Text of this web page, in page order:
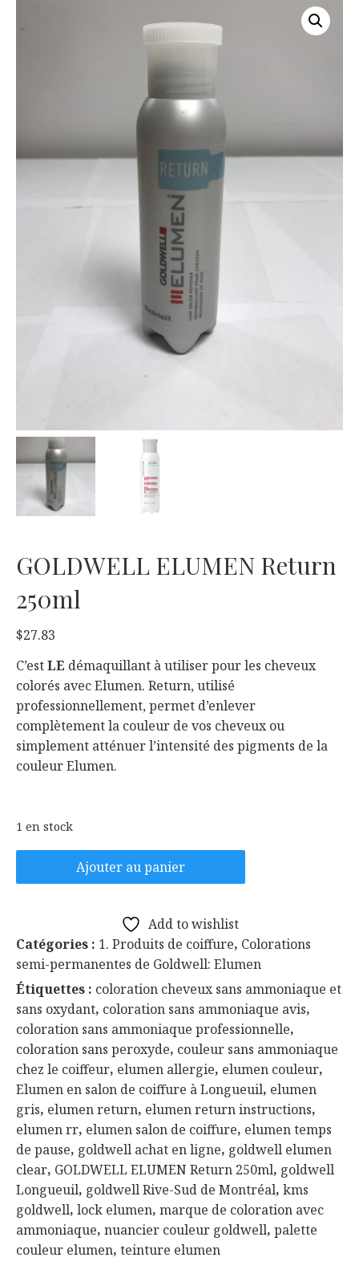
GOLDWELL ELUMEN Return
250ml
$27.83
C’estLE démaquillant à utiliser pour les cheveux
colorés avec Elumen. Return, utilisé
professionnellement, permet d’enlever
complètement la couleur de vos cheveux ou
simplement atténuer l’intensité des pigments de la
couleur Elumen.
1 en stock
quantité
250ml
Ajouter au panier
Add to wishlist
Catégories : 1. Produits de coiffure, Colorations
semi-permanentes de Goldwell: Elumen
Étiquettes : coloration cheveux sans ammoniaque et
sans oxydant, coloration sans ammoniaque avis,
coloration sans ammoniaque professionnelle,
coloration sans peroxyde, couleur sans ammoniaque
chez le coiffeur, elumen allergie, elumen couleur,
Elumen en salon de coiffure à Longueuil, elumen
gris, elumen return, elumen return instructions,
elumen rr, elumen salon de coiffure, elumen temps
de pause, goldwell achat en ligne, goldwell elumen
clear, GOLDWELL ELUMEN Return 250ml, goldwell
Longueuil, goldwell Rive-Sud de Montréal, kms
goldwell, lock elumen, marque de coloration avec
ammoniaque, nuancier couleur goldwell, palette
couleur elumen, teinture elumen